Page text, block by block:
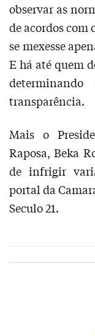
observar as
de acordos
se mexesse
E há até quem
transparência.
Mais o
Raposa, Beka
de infrigir
portal da
Seculo 21.